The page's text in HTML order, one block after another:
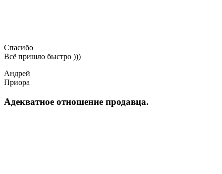
Спасибо
Всё пришло быстро )))
Андрей
Приора
Адекватное отношение продавца.